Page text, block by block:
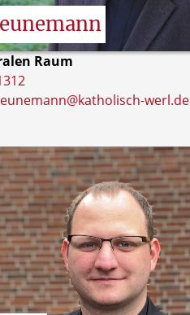
Raum
werl.de